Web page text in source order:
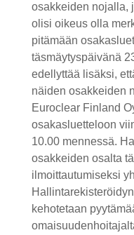
osakkeiden nojalla,
olisi oikeus olla
pitämään
täsmäytyspäivänä
edellyttää lisäksi,
näiden osakkeiden
Euroclear Finland
osakasluetteloon
10.00 mennessä.
osakkeiden osalta
ilmoittautumiseksi
kehotetaan